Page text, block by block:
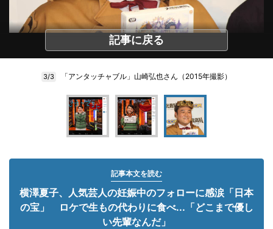
記事に戻る
3/3 「アンタッチャブル」山崎弘也さん（2015年撮影）
記事本文を読む
横澤夏子、人気芸人の妊娠中のフォローに感涙「日本
の宝」 ロケで生もの代わりに食べ...「どこまで優し
い先輩なんだ」